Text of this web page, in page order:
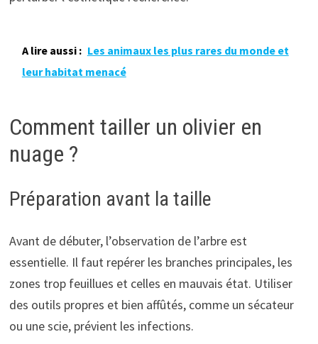
A lire aussi : Les animaux les plus rares du monde et
leur habitat menacé
Comment tailler un olivier en
nuage ?
Préparation avant la taille
Avant de débuter, l’observation de l’arbre est
essentielle. Il faut repérer les branches principales, les
zones trop feuillues et celles en mauvais état. Utiliser
des outils propres et bien affûtés, comme un sécateur
ou une scie, prévient les infections.